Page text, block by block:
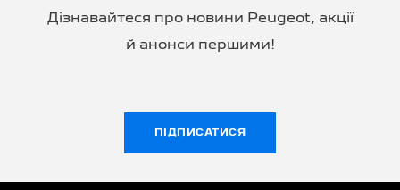
Дізнавайтеся про новини Peugeot, акції
й анонси першими!
ПІДПИСАТИСЯ